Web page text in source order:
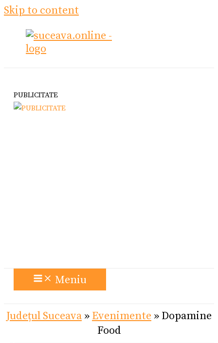
Skip to content
PUBLICITATE
Meniu
Județul Suceava » Evenimente » Dopamine
Food